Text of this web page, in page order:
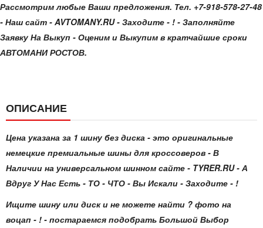
Рассмотрим любые Ваши предложения. Тел. +7-918-578-27-48
- Наш сайт - AVTOMANY.RU - Заходите - ! - Заполняйте
Заявку На Выкуп - Оценим и Выкупим в кратчайшие сроки
АВТОМАНИ РОСТОВ.
ОПИСАНИЕ
Цена указана за 1 шину без диска - это оригинальные
немецкие премиальные шины для кроссоверов - В
Наличии на универсальном шинном сайте - TYRER.RU - А
Вдруг У Нас Есть - ТО - ЧТО - Вы Искали - Заходите - !
Ищите шину или диск и не можете найти ? фото на
воцап - ! - постараемся подобрать Большой Выбор